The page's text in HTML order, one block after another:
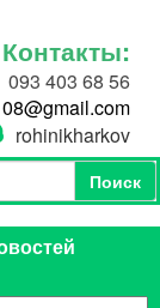
Контакты:
093 403 68 56
rohinikharkov
Поиск